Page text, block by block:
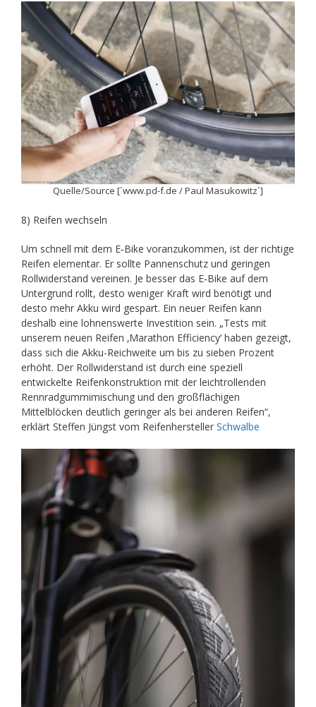
Quelle/Source [´www.pd-f.de / Paul Masukowitz´]
8) Reifen wechseln
Um schnell mit dem E‑Bike voranzukommen, ist der richtige
Reifen elementar. Er sollte Pannenschutz und geringen
Rollwiderstand vereinen. Je besser das E‑Bike auf dem
Untergrund rollt, desto weniger Kraft wird benötigt und
desto mehr Akku wird gespart. Ein neuer Reifen kann
deshalb eine lohnenswerte Investition sein. „Tests mit
unserem neuen Reifen ‚Marathon Efficiency‘ haben gezeigt,
dass sich die Akku-Reichweite um bis zu sieben Prozent
erhöht. Der Rollwiderstand ist durch eine speziell
entwickelte Reifenkonstruktion mit der leichtrollenden
Rennradgummimischung und den großflächigen
Mittelblöcken deutlich geringer als bei anderen Reifen“,
erklärt Steffen Jüngst vom Reifenhersteller Schwalbe